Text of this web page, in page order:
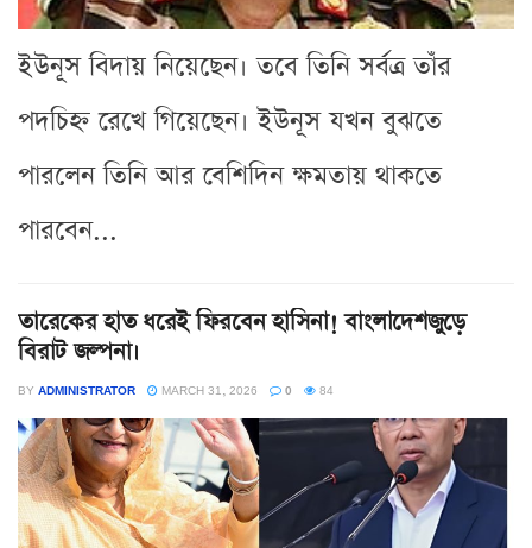
ইউনূস বিদায় নিয়েছেন। তবে তিনি সর্বত্র তাঁর
পদচিহ্ন রেখে গিয়েছেন। ইউনূস যখন বুঝতে
পারলেন তিনি আর বেশিদিন ক্ষমতায় থাকতে
পারবেন...
তারেকের হাত ধরেই ফিরবেন হাসিনা! বাংলাদেশজুড়ে
বিরাট জল্পনা।
BY ADMINISTRATOR MARCH 31, 2026 0 84